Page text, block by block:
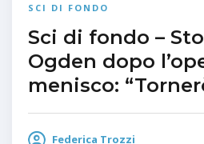
SCI DI FONDO
Sci di fondo –
Ogden dopo
menisco:
Federica Trozzi